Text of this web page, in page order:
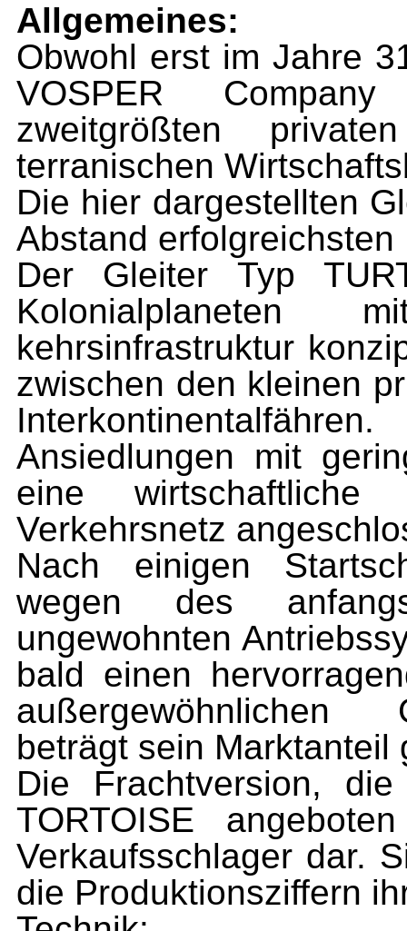
Allgemeines:
Obwohl erst im Jahre
VOSPER
zweitgrößten
terranischen
Die hier dargestellten
Abstand
Der Gleiter Typ
Kolonialplaneten
kehrsinfrastruktur
zwischen den kleinen
Ansiedlungen mit
eine
Verkehrsnetz
Nach einigen
wegen des
ungewohnten
bald einen
außergewöhn­lichen
beträgt sein
Die Frachtversion,
TORTOISE
Verkaufsschlager dar.
die Produktionsziffern